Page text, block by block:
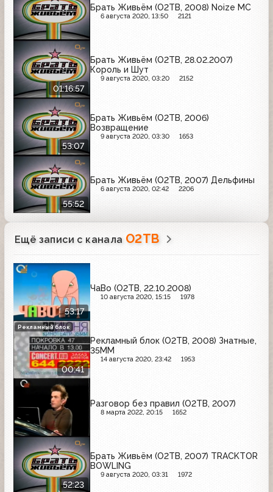
Брать Живьём (О2ТВ, 2008) Noize MC
6 августа 2020, 13:50 2121
01:16:57
Брать Живьём (О2ТВ, 28.02.2007)
Король и Шут
9 августа 2020, 03:20 2152
53:07
Брать Живьём (О2ТВ, 2006)
Возвращение
9 августа 2020, 03:30 1653
55:52
Брать Живьём (О2ТВ, 2007) Дельфины
6 августа 2020, 02:42 2206
Ещё записи с канала О2ТВ
53:17
ЧаВо (О2ТВ, 22.10.2008)
10 августа 2020, 15:15 1978
00:41
Рекламный блок (О2ТВ, 2008) Знатные,
35ММ
14 августа 2020, 23:42 1953
Рекламный блок
Разговор без правил (О2ТВ, 2007)
8 марта 2022, 20:15 1652
52:23
Брать Живьём (О2ТВ, 2007) TRACKTOR
BOWLING
9 августа 2020, 03:31 1972